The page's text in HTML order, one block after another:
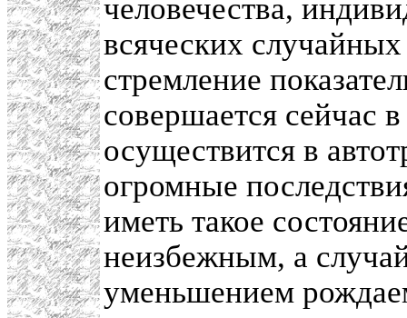
человечества,
всяческих
стремление
совершается сейчас
осуществится в
огромные
иметь такое
неизбежным, а
уменьшением